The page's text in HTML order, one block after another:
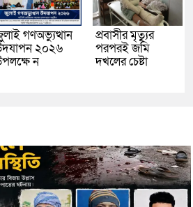
গণঅভ্যুত্থান
২০২৬
ন
প্রবাসীর মৃত্যুর
পরপরই জমি
দখলের চেষ্টা